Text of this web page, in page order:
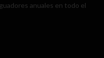
anuales en todo el